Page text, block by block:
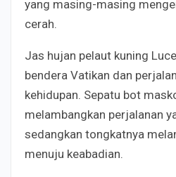
yang masing-masing
cerah.
Jas hujan pelaut kuning
bendera Vatikan dan
kehidupan. Sepatu bot
melambangkan perjalanan
sedangkan tongkatnya
menuju keabadian.